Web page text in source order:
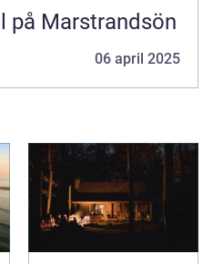
på Marstrandsön
06 april 2025